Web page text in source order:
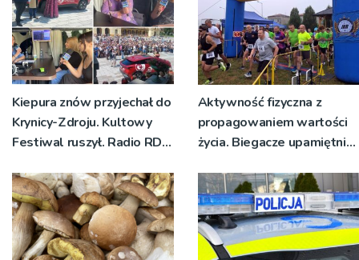
Kiepura znów przyjechał do
Krynicy-Zdroju. Kultowy
Festiwal ruszył. Radio RDN
żywo [ZDJĘCIA]
Aktywność fizyczna z
propagowaniem wartości
życia. Biegacze upamiętnili